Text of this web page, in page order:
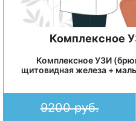
Комплексное
Комплексное УЗИ
щитовидная железа +
9200 руб.